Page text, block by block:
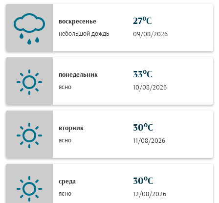
воскресенье
небольшой дождь
27°C
09/08/2026
понедельник
ясно
33°C
10/08/2026
вторник
ясно
30°C
11/08/2026
среда
ясно
30°C
12/08/2026